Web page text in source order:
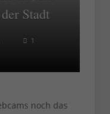
Stadt
1
noch das